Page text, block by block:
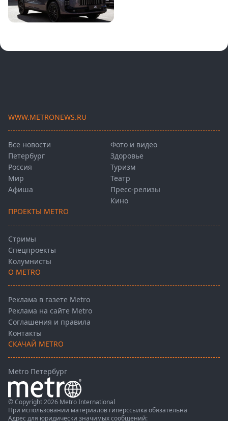
WWW.METRONEWS.RU
Все новости
Петербург
Россия
Мир
Афиша
Фото и видео
Здоровье
Туризм
Театр
Пресс-релизы
Кино
ПРОЕКТЫ METRO
Стримы
Спецпроекты
Колумнисты
О METRO
Реклама в газете Metro
Реклама на сайте Metro
Соглашения и правила
Контакты
СКАЧАЙ METRO
Metro Петербург
© Copyright 2026 Metro International
При использовании материалов гиперссылка обязательна
Адрес для юридически значимых сообщений: